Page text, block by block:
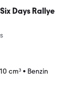
Days Rallye
cm³• Benzin